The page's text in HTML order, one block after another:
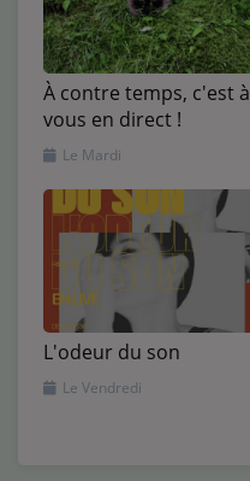
À contre temps, c'est à
vous en direct !
Le Mardi
L'odeur du son
Le Vendredi